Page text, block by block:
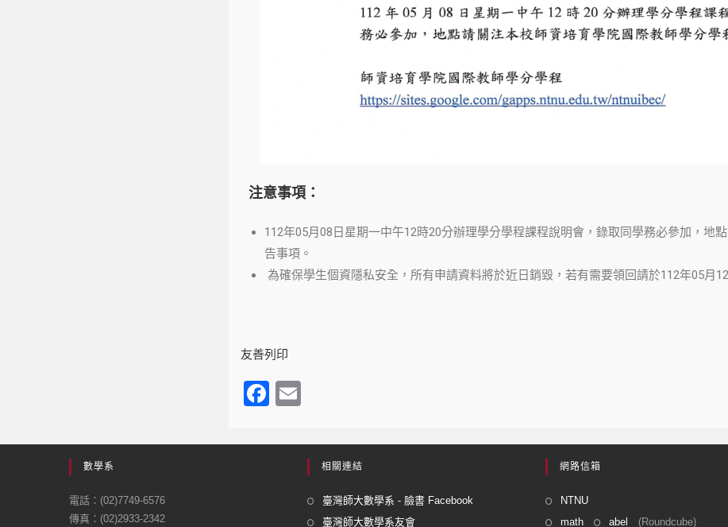
注意事項：
112年05月08日星期一中午12時20分辦理學分學程課程說明會，錄取同學務必參加，地
告事項。
為確保學生個資隱私安全，所有申請資料將於近日銷毀，若有需要領回請於112年05月
友善列印
F
c
ail
數學系
電話：(02)7749-6576
傳真：(02)2933-2342
相關連結
臺灣師大數學系 - 臉書 Facebook
臺灣師大數學系友會
網路信箱
NTNU
math
abel (Roundcube)